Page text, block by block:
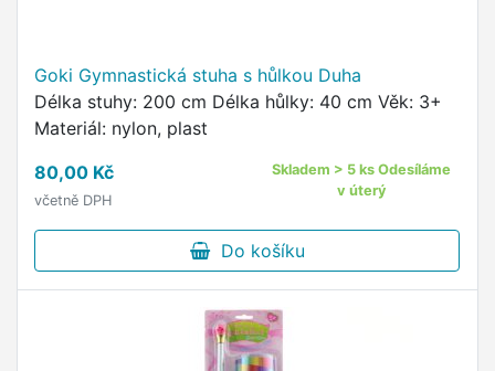
Goki Gymnastická stuha s hůlkou Duha
Délka stuhy: 200 cm Délka hůlky: 40 cm Věk: 3+
Materiál: nylon, plast
80,00 Kč
včetně DPH
Skladem > 5 ks Odesíláme
v úterý
Do košíku